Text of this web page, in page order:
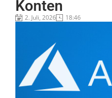
Konten
2. Juli, 2026 18:46